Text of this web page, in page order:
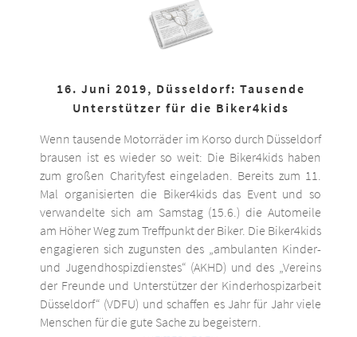
16. Juni 2019, Düsseldorf: Tausende
Unterstützer für die Biker4kids
Wenn tausende Motorräder im Korso durch Düsseldorf
brausen ist es wieder so weit: Die Biker4kids haben
zum großen Charityfest eingeladen. Bereits zum 11.
Mal organisierten die Biker4kids das Event und so
verwandelte sich am Samstag (15.6.) die Automeile
am Höher Weg zum Treffpunkt der Biker. Die Biker4kids
engagieren sich zugunsten des „ambulanten Kinder-
und Jugendhospizdienstes“ (AKHD) und des „Vereins
der Freunde und Unterstützer der Kinderhospizarbeit
Düsseldorf“ (VDFU) und schaffen es Jahr für Jahr viele
Menschen für die gute Sache zu begeistern.